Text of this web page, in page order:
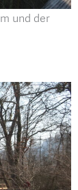
und der